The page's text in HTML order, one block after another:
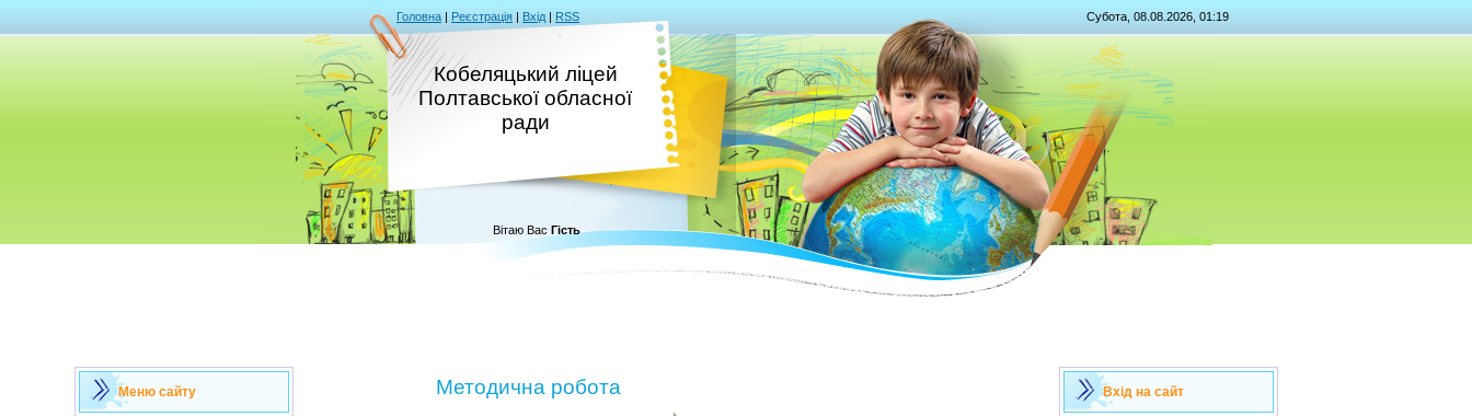
Головна | Реєстрація | Вхід | RSS Субота, 08.08.2026, 01:19
Кобеляцький ліцей
Полтавської обласної
ради
Вітаю Вас Гість
Меню сайту Методична робота Вхід на сайт